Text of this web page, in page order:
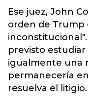
Ese juez, John
orden de Trump
inconstitucional"
previsto estudiar
igualmente una
permanecería
resuelva el litigio.